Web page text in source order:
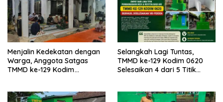
Menjalin Kedekatan dengan
Warga, Anggota Satgas
TMMD ke-129 Kodim
Sinergi dan Kebersamaan
Selangkah Lagi Tuntas,
TMMD ke-129 Kodim 0620
Selesaikan 4 dari 5 Titik
Masyarakat